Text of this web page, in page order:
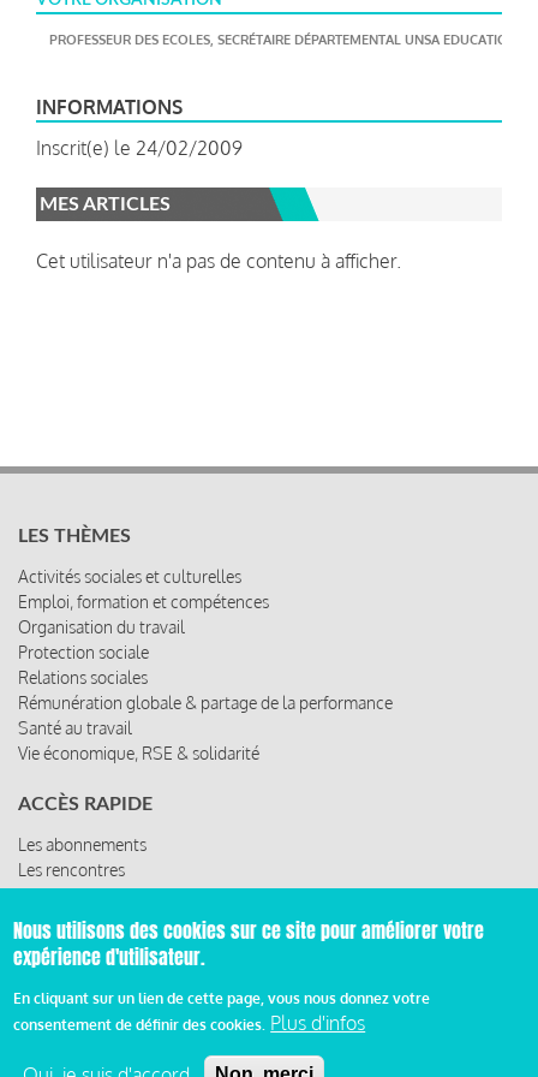
PROFESSEUR DES ECOLES, SECRÉTAIRE DÉPARTEMENTAL UNSA EDUCATION
INFORMATIONS
Inscrit(e) le 24/02/2009
MES ARTICLES
Cet utilisateur n'a pas de contenu à afficher.
LES THÈMES
Activités sociales et culturelles
Emploi, formation et compétences
Organisation du travail
Protection sociale
Relations sociales
Rémunération globale & partage de la performance
Santé au travail
Vie économique, RSE & solidarité
ACCÈS RAPIDE
Les abonnements
Les rencontres
Les ressources
© 2019 Miroir Social - Réalisé parCafffeine
Mentions légales et condition générale d’utilisation et
d’abonnement
Nous utilisons des cookies sur ce site pour améliorer votre
expérience d'utilisateur.
En cliquant sur un lien de cette page, vous nous donnez votre
consentement de définir des cookies. Plus d'infos